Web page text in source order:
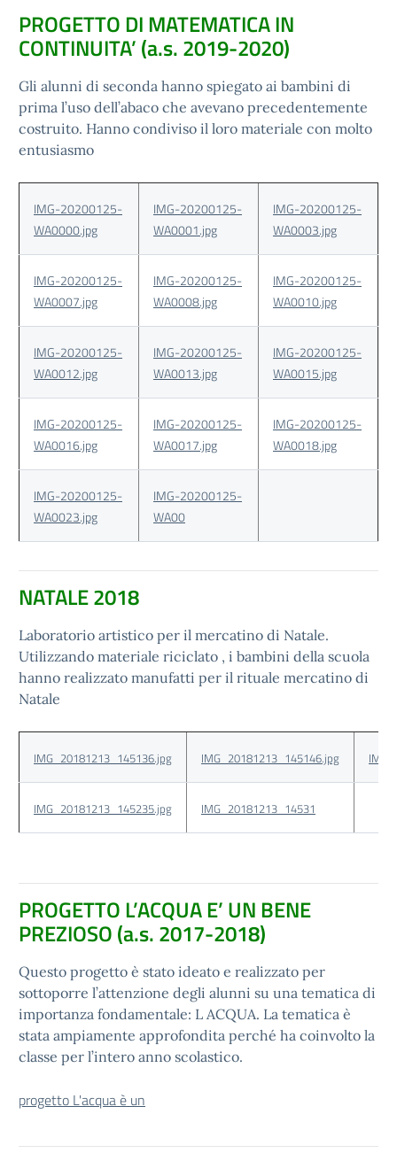
PROGETTO DI MATEMATICA IN
CONTINUITA’ (a.s. 2019-2020)
Gli alunni di seconda hanno spiegato ai bambini di
prima l’uso dell’abaco che avevano precedentemente
costruito. Hanno condiviso il loro materiale con molto
entusiasmo
IMG-20200125-
WA0000.jpg
IMG-20200125-
WA0001.jpg
IMG-20200125-
WA0003.jpg
IMG-20200125-
WA0007.jpg
IMG-20200125-
WA0008.jpg
IMG-20200125-
WA0010.jpg
IMG-20200125-
WA0012.jpg
IMG-20200125-
WA0013.jpg
IMG-20200125-
WA0015.jpg
IMG-20200125-
WA0016.jpg
IMG-20200125-
WA0017.jpg
IMG-20200125-
WA0018.jpg
IMG-20200125-
WA0023.jpg
IMG-20200125-
WA00
NATALE 2018
Laboratorio artistico per il mercatino di Natale.
Utilizzando materiale riciclato , i bambini della scuola
hanno realizzato manufatti per il rituale mercatino di
Natale
IMG_20181213_145136.jpg IMG_20181213_145146.jpg
IMG_20181213_145235.jpg IMG_20181213_14531
PROGETTO L’ACQUA E’ UN BENE
PREZIOSO (a.s. 2017-2018)
Questo progetto è stato ideato e realizzato per
sottoporre l’attenzione degli alunni su una tematica di
importanza fondamentale: L ACQUA. La tematica è
stata ampiamente approfondita perché ha coinvolto la
classe per l’intero anno scolastico.
progetto L'acqua è un